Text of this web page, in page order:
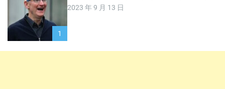
1
2023 年 9 月 13 日